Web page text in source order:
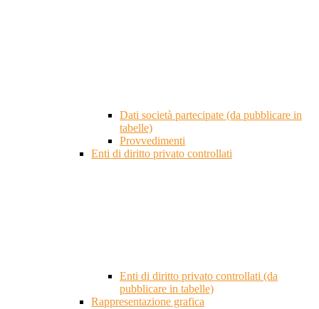
Dati società partecipate (da pubblicare in
tabelle)
Provvedimenti
Enti di diritto privato controllati
Enti di diritto privato controllati (da
pubblicare in tabelle)
Rappresentazione grafica